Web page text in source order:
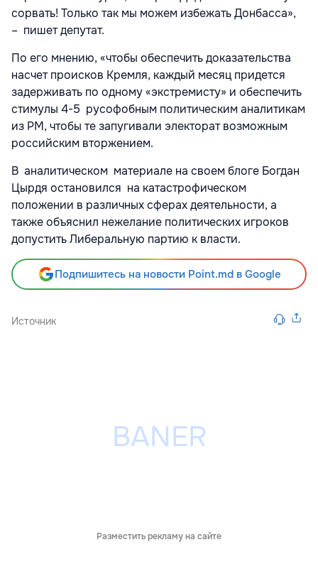
сорвать! Только так мы можем избежать Донбасса»,
– пишет депутат.
По его мнению, «чтобы обеспечить доказательства
насчет происков Кремля, каждый месяц придется
задерживать по одному «экстремисту» и обеспечить
стимулы 4-5 русофобным политическим аналитикам
из РМ, чтобы те запугивали электорат возможным
российским вторжением.
В аналитическом материале на своем блоге Богдан
Цырдя остановился на катастрофическом
положении в различных сферах деятельности, а
также объяснил нежелание политических игроков
допустить Либеральную партию к власти.
Подпишитесь на новости Point.md в Google
Источник
Разместить рекламу на сайте